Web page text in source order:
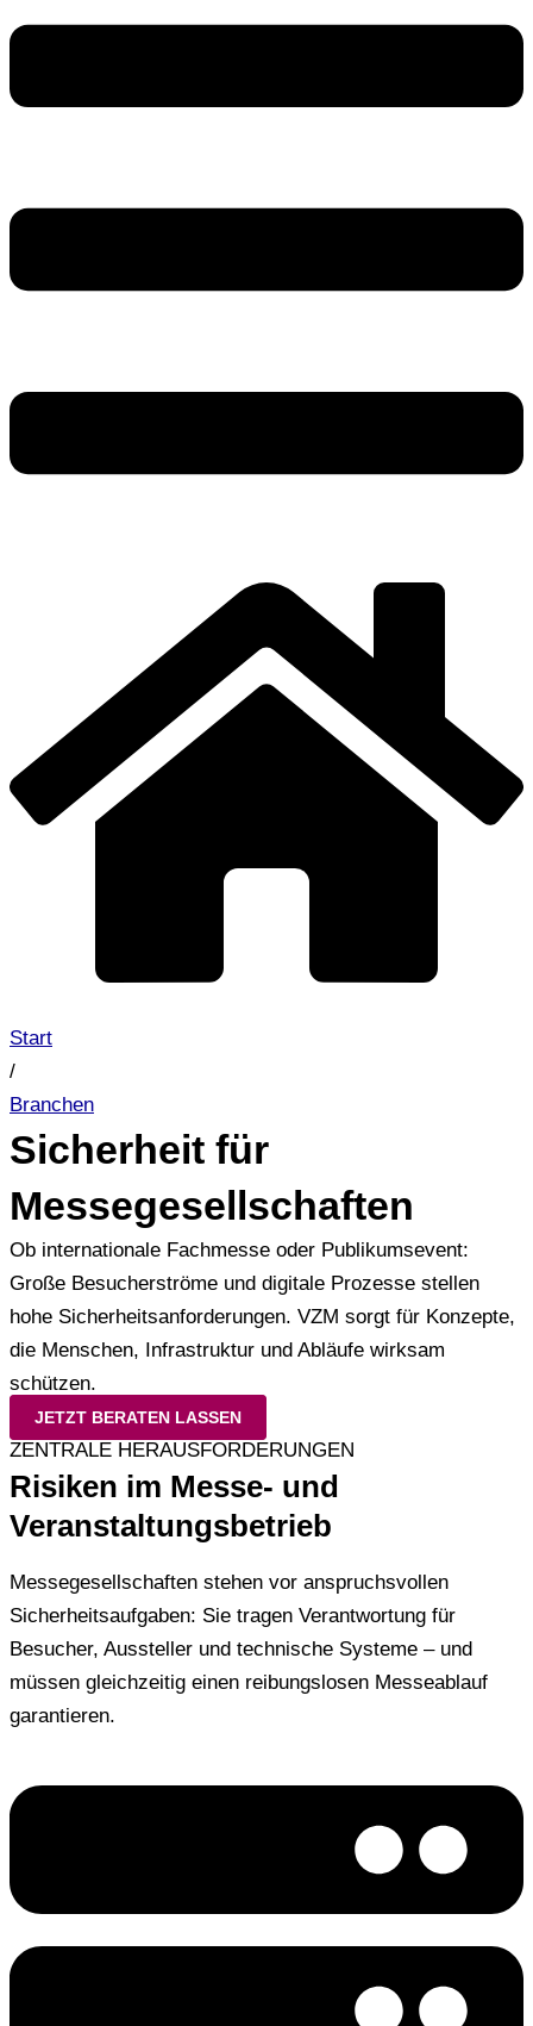
Start
/
Branchen
Sicherheit für
Messegesellschaften
Ob internationale Fachmesse oder Publikumsevent:
Große Besucherströme und digitale Prozesse stellen
hohe Sicherheitsanforderungen. VZM sorgt für Konzepte,
die Menschen, Infrastruktur und Abläufe wirksam
schützen.
JETZT BERATEN LASSEN
ZENTRALE HERAUSFORDERUNGEN
Risiken im Messe- und
Veranstaltungsbetrieb
Messegesellschaften stehen vor anspruchsvollen
Sicherheitsaufgaben: Sie tragen Verantwortung für
Besucher, Aussteller und technische Systeme – und
müssen gleichzeitig einen reibungslosen Messeablauf
garantieren.